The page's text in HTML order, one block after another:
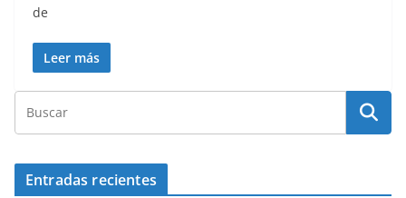
de
Leer más
Entradas recientes